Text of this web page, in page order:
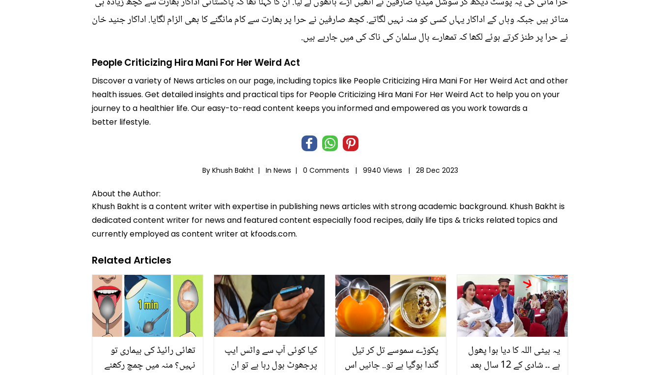
متاثر ہیں جبکہ وہاں کے اداکار یہاں کسی کو منہ نہیں لگاتے. کچھ صارفین نے حرا پر بھارت سے کام مانگنے کا بھی الزام لگایا. اداکار جنید خان
نے حرا پر طنز کرتے ہوئے لکھا کہ تمھارے بال سلمان کی ناک کی میں جارہے ہیں.
People Criticizing Hira Mani For Her Weird Act
Discover a variety of News articles on our page, including topics like People Criticizing Hira Mani For Her Weird Act and other
health issues. Get detailed insights and practical tips for People Criticizing Hira Mani For Her Weird Act to help you on your
journey to a healthier life. Our easy-to-read content keeps you informed and empowered as you work towards a
better lifestyle.
By Khush Bakht | In News | 0 Comments | 9940 Views | 28 Dec 2023
About the Author:
Khush Bakht is a content writer with expertise in publishing news articles with strong academic background. Khush Bakht is
dedicated content writer for news and featured content especially food recipes, daily life tips & tricks related topics and
currently employed as content writer at kfoods.com.
Related Articles
تھائی رائیڈ کی بیماری تو
نہیں؟ منہ میں چمچ رکھنے
کیا کوئی آپ سے واٹس ایپ
پرجھوٹ بول رہا ہے تو ان
پکوڑے سموسے تل کر تیل
گندا ہوگیا ہے تو.. جانیں اس
یہ بیٹی اللہ کا دیا ہوا پھول
ہے ۔۔ شادی کے 12 سال بعد